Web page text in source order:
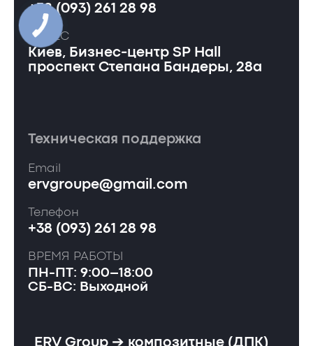
+38 (093) 261 28 98
АДРЕС
Киев, Бизнес-центр SP Hall
проспект Степана Бандеры, 28а
Техническая поддержка
Email
ervgroupe@gmail.com
Телефон
+38 (093) 261 28 98
ВРЕМЯ РАБОТЫ
ПН-ПТ: 9:00–18:00
СБ-ВС: Выходной
ERV Group ➔ композитные (ДПК)